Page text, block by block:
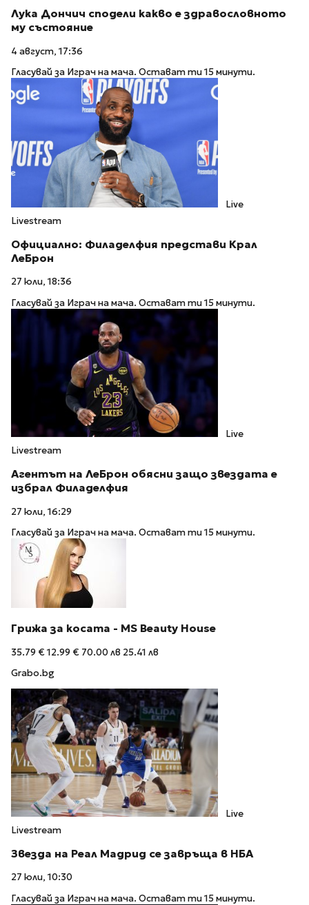
Лука Дончич сподели какво е здравословното
му състояние
4 август, 17:36
Гласувай за Играч на мача. Остават ти 15 минути.
Live
Livestream
Официално: Филаделфия представи Крал
ЛеБрон
27 юли, 18:36
Гласувай за Играч на мача. Остават ти 15 минути.
Live
Livestream
Агентът на ЛеБрон обясни защо звездата е
избрал Филаделфия
27 юли, 16:29
Гласувай за Играч на мача. Остават ти 15 минути.
Грижа за косата - МS Beauty House
35.79 €12.99 € 70.00 лв 25.41 лв
Grabo.bg
Live
Livestream
Звезда на Реал Мадрид се завръща в НБА
27 юли, 10:30
Гласувай за Играч на мача. Остават ти 15 минути.